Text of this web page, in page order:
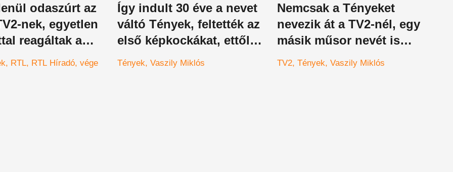
odaszúrt az
nek, egyetlen
reagáltak a
RTL RTL Híradó vége
Így indult 30 éve a nevet
váltó Tények, feltették az
első képkockákat, ettől
azonnal bizsergős
nosztalgiát érzünk majd
Tények Vaszily Miklós
Nemcsak a Tényeket
nevezik át a TV2-nél, egy
másik műsor nevét is
bedobták már, hatalmas
változás jöhet a
TV2 Tények Vaszily Miklós